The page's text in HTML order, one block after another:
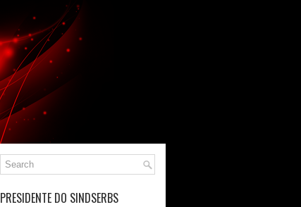
PRESIDENTE DO SINDSERBS